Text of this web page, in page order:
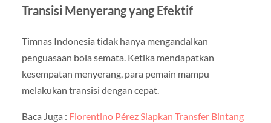
Transisi Menyerang yang Efektif
Timnas Indonesia tidak hanya mengandalkan
penguasaan bola semata. Ketika mendapatkan
kesempatan menyerang, para pemain mampu
melakukan transisi dengan cepat.
Baca Juga : Florentino Pérez Siapkan Transfer Bintang